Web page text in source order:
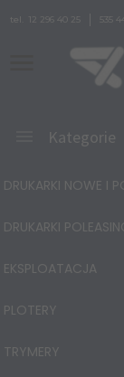
tel. 12 296 40 25 535
Kategorie
DRUKARKI NOWE I
DRUKARKI
EKSPLOATACJA
PLOTERY
TRYMERY